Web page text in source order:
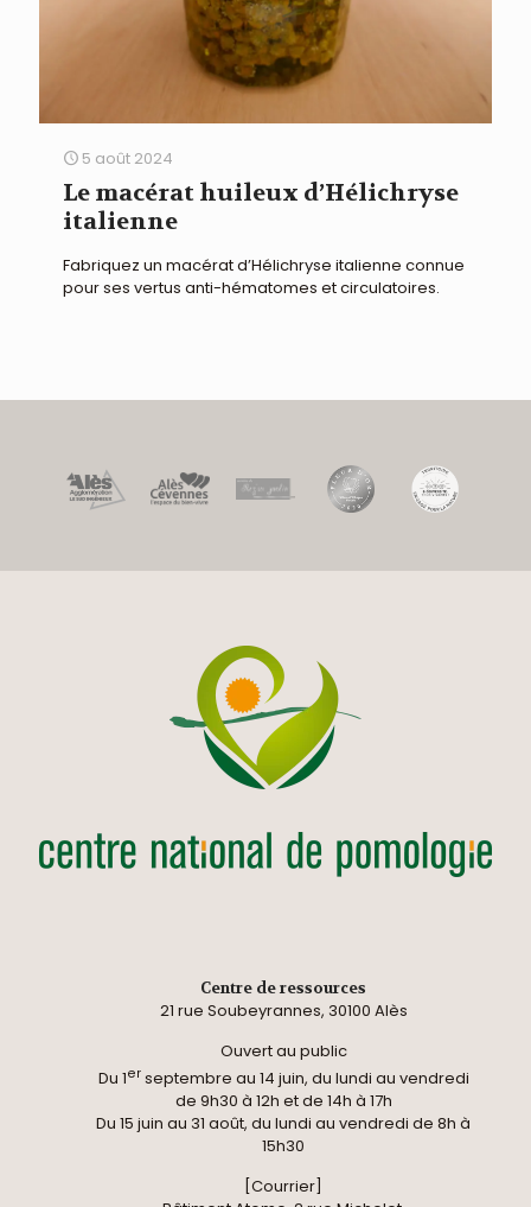
5 août 2024
Le macérat huileux d’Hélichryse
italienne
Fabriquez un macérat d’Hélichryse italienne connue
pour ses vertus anti-hématomes et circulatoires.
Centre de ressources
21 rue Soubeyrannes, 30100 Alès
Ouvert au public
Du 1erseptembre au 14 juin, du lundi au vendredi
de 9h30 à 12h et de 14h à 17h
Du 15 juin au 31 août, du lundi au vendredi de 8h à
15h30
[Courrier]